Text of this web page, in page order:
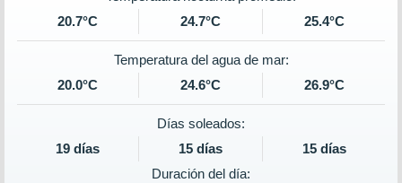
20.7°C
24.7°C 25.4°C
Temperatura del agua de mar:
20.0°C
24.6°C 26.9°C
Días soleados:
19 días
15 días
15 días
Duración del día: